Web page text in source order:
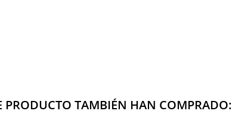
PRODUCTO TAMBIÉN HAN COMPRADO: